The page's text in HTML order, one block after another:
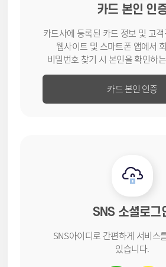
카드 본인 인
카드사에 등록된 카드 정보 및 고객
웹사이트 및 스마트폰 앱에서
비밀번호 찾기 시 본인을 확인하는
카드 본인 인증
SNS 소셜로그
SNS아이디로 간편하게 서비스
있습니다.